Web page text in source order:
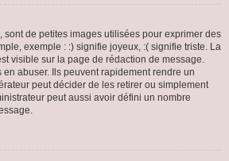
sont de petites images utilisées pour exprimer des
exemple : :) signifie joyeux, :( signifie triste. La
visible sur la page de rédaction de message.
en abuser. Ils peuvent rapidement rendre un
peut décider de les retirer ou simplement
peut aussi avoir défini un nombre